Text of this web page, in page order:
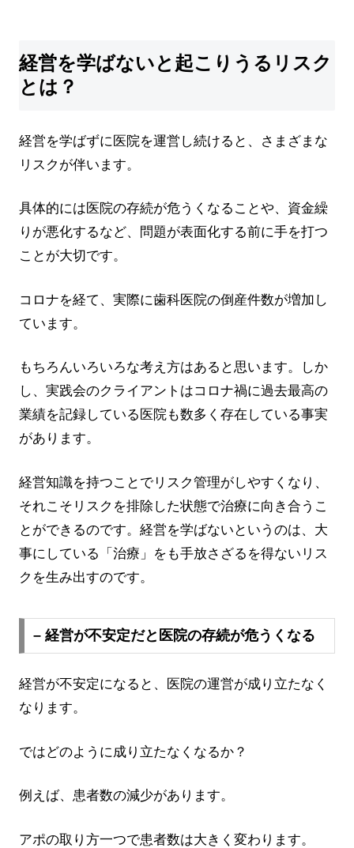
経営を学ばないと起こりうるリスク
とは？
経営を学ばずに医院を運営し続けると、さまざまな
リスクが伴います。
具体的には医院の存続が危うくなることや、資金繰
りが悪化するなど、問題が表面化する前に手を打つ
ことが大切です。
コロナを経て、実際に歯科医院の倒産件数が増加し
ています。
もちろんいろいろな考え方はあると思います。しか
し、実践会のクライアントはコロナ禍に過去最高の
業績を記録している医院も数多く存在している事実
があります。
経営知識を持つことでリスク管理がしやすくなり、
それこそリスクを排除した状態で治療に向き合うこ
とができるのです。経営を学ばないというのは、大
事にしている「治療」をも手放さざるを得ないリス
クを生み出すのです。
– 経営が不安定だと医院の存続が危うくなる
経営が不安定になると、医院の運営が成り立たなく
なります。
ではどのように成り立たなくなるか？
例えば、患者数の減少があります。
アポの取り方一つで患者数は大きく変わります。